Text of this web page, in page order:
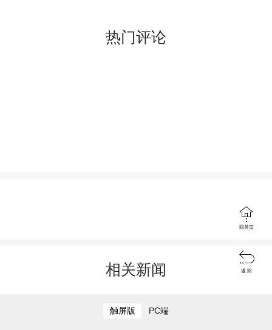
椒，不仅丰富了市民餐桌，也激活了乡
了强劲的新动能。
热门评论
相关新闻
触屏版 PC端

回首页

返 回